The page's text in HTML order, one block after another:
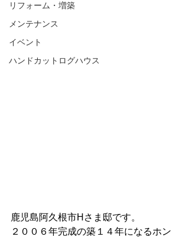
リフォーム・増築
メンテナンス
イベント
ハンドカットログハウス
鹿児島阿久根市Hさま邸です。
２００６年完成の築１４年になるホン